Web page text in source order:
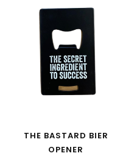
THE BASTARD BIER
OPENER